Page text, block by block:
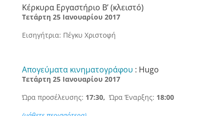
Κέρκυρα Εργαστήριο Β’ (κλειστό)
Τετάρτη 25 Ιανουαρίου 2017
Εισηγήτρια: Πέγκυ Χριστοφή
Απογεύματα κινηματογράφου : Hugo
Τετάρτη 25 Ιανουαρίου 2017
Ώρα προσέλευσης: 17:30, Ώρα Έναρξης: 18:00